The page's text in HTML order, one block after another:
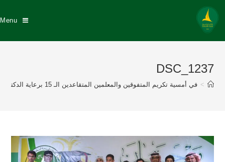
Menu
DSC_1237
> في أمسية تكريم المتفوقين والمعلمين المتقاعدين الـ 15 برعاية الدكتور عبد الله السيهاتي وبحضور نزيه النصر عضو إتحاد القدم إدارة نادي الخليج تكرم 175 طالباً متفوقاً منهم 57 خلجاوي وتكريم 8 معلمين